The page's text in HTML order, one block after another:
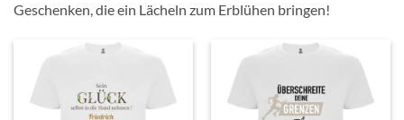
Geschenken, die ein Lächeln zum Erblühen bringen!